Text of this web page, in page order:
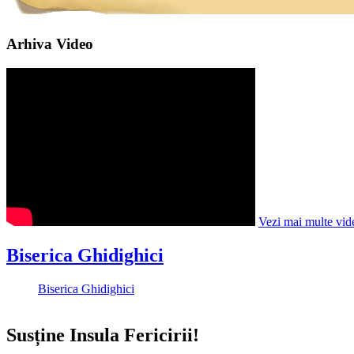
Arhiva Video
Vezi mai multe
Biserica Ghidighici
Biserica Ghidighici
Susține Insula Fericirii!